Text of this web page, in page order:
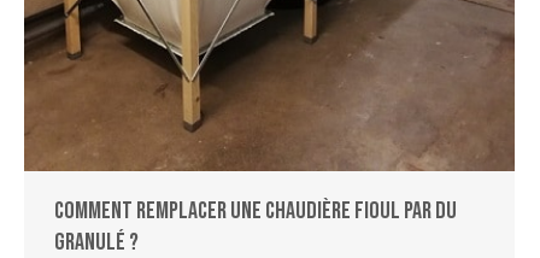
Comment remplacer une chaudière fioul par du
granulé ?